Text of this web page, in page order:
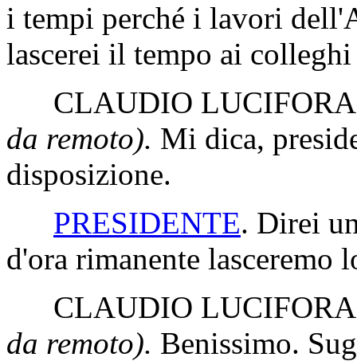
i tempi perché i lavori
lascerei il tempo ai
CLAUDIO LUCIFORA
da remoto). Mi dica,
disposizione.
PRESIDENTE. Direi
d'ora rimanente lasceremo
CLAUDIO LUCIFORA
da remoto). Benissimo.